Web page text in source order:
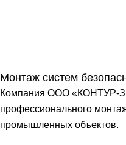
Монтаж систем
Компания ООО «КОНТУР-
профессионального
промышленных объектов.